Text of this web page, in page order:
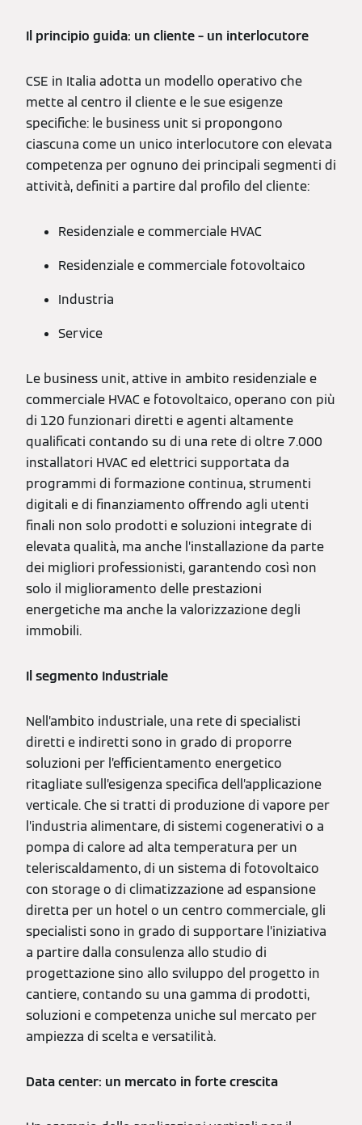
Il principio guida: un cliente – un interlocutore
CSE in Italia adotta un modello operativo che
mette al centro il cliente e le sue esigenze
specifiche: le business unit si propongono
ciascuna come un unico interlocutore con elevata
competenza per ognuno dei principali segmenti di
attività, definiti a partire dal profilo del cliente:
Residenziale e commerciale HVAC
Residenziale e commerciale fotovoltaico
Industria
Service
Le business unit, attive in ambito residenziale e
commerciale HVAC e fotovoltaico, operano con più
di 120 funzionari diretti e agenti altamente
qualificati contando su di una rete di oltre 7.000
installatori HVAC ed elettrici supportata da
programmi di formazione continua, strumenti
digitali e di finanziamento offrendo agli utenti
finali non solo prodotti e soluzioni integrate di
elevata qualità, ma anche l’installazione da parte
dei migliori professionisti, garantendo così non
solo il miglioramento delle prestazioni
energetiche ma anche la valorizzazione degli
immobili.
Il segmento Industriale
Nell’ambito industriale, una rete di specialisti
diretti e indiretti sono in grado di proporre
soluzioni per l’efficientamento energetico
ritagliate sull’esigenza specifica dell’applicazione
verticale. Che si tratti di produzione di vapore per
l’industria alimentare, di sistemi cogenerativi o a
pompa di calore ad alta temperatura per un
teleriscaldamento, di un sistema di fotovoltaico
con storage o di climatizzazione ad espansione
diretta per un hotel o un centro commerciale, gli
specialisti sono in grado di supportare l’iniziativa
a partire dalla consulenza allo studio di
progettazione sino allo sviluppo del progetto in
cantiere, contando su una gamma di prodotti,
soluzioni e competenza uniche sul mercato per
ampiezza di scelta e versatilità.
Data center: un mercato in forte crescita